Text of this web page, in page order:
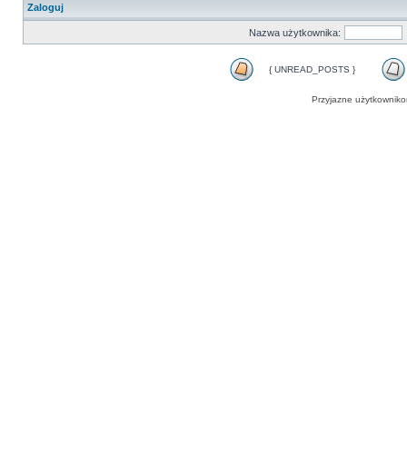
Zaloguj
Nazwa użytkownika:
{ UNREAD_POSTS }
Przyjazne